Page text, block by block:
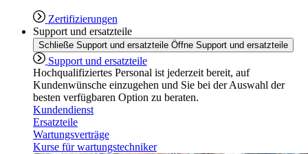
Zertifizierungen
Support und ersatzteile
Schließe Support und ersatzteile Öffne Support und ersatzteile
Support und ersatzteile
Hochqualifiziertes Personal ist jederzeit bereit, auf
Kundenwünsche einzugehen und Sie bei der Auswahl der
besten verfügbaren Option zu beraten.
Kundendienst
Ersatzteile
Wartungsverträge
Kurse für wartungstechniker